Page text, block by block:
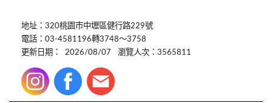
地址：320桃園市中壢區健行路229號
電話：03-4581196轉3748～3758
更新日期：
2026/08/07 瀏覽人次：3565811